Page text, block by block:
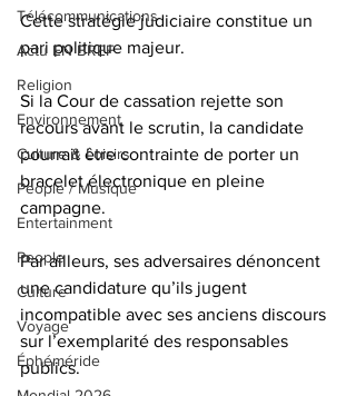
Télécommunications
Actu EN BREF
Religion
Environnement
Culture & Loisirs
People / Musique
Entertainment
People
Culture
Voyage
Éphéméride
Cette stratégie judiciaire constitue un
pari politique majeur.
Si la Cour de cassation rejette son
recours avant le scrutin, la candidate
pourrait être contrainte de porter un
bracelet électronique en pleine
campagne.
Par ailleurs, ses adversaires dénoncent
une candidature qu’ils jugent
incompatible avec ses anciens discours
sur l’exemplarité des responsables
publics.